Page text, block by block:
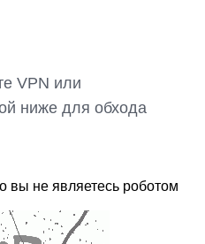
VPN или
ниже для обхода
вы не являетесь роботом